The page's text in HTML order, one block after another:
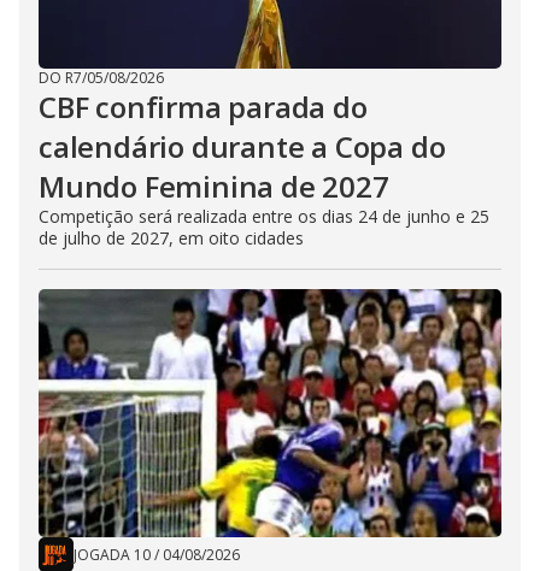
DO R7/05/08/2026
CBF confirma parada do
calendário durante a Copa do
Mundo Feminina de 2027
Competição será realizada entre os dias 24 de junho e 25
de julho de 2027, em oito cidades
JOGADA 10/ 04/08/2026